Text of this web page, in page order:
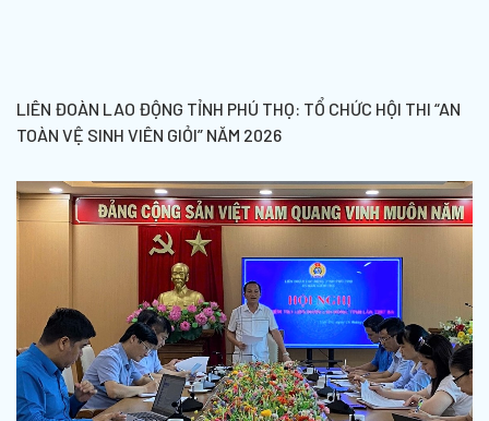
LIÊN ĐOÀN LAO ĐỘNG TỈNH PHÚ THỌ: TỔ CHỨC HỘI THI “AN
TOÀN VỆ SINH VIÊN GIỎI” NĂM 2026